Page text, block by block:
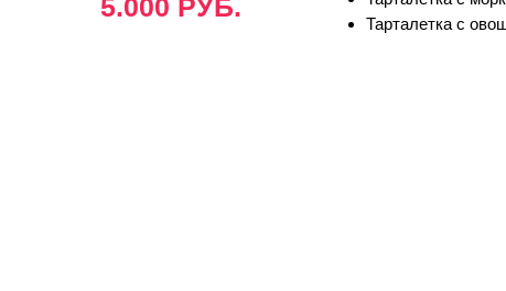
Тарталетка с
5.000 РУБ.